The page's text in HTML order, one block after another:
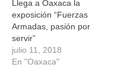
Llega a Oaxaca la
exposición “Fuerzas
Armadas, pasión por
servir”
julio 11, 2018
En "Oaxaca"